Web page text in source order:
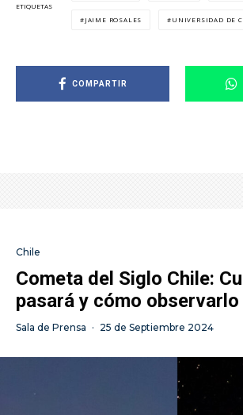
ETIQUETAS
JAIME ROSALES UNIVERSIDAD DE
COMPARTIR
Chile
Cometa del Siglo Chile:
pasará y cómo observarlo
Sala de Prensa · 25 de Septiembre 2024